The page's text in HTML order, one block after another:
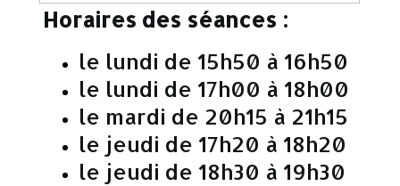
Horaires des séances :
le lundi de 15h50 à 16h50
le lundi de 17h00 à 18h00
le mardi de 20h15 à 21h15
le jeudi de 17h20 à 18h20
le jeudi de 18h30 à 19h30